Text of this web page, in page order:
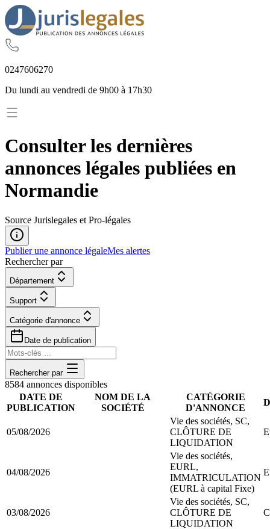
0247606270
Du lundi au vendredi de 9h00 à 17h30
Consulter les dernières
annonces légales publiées en
Normandie
Source Jurislegales et Pro-légales
Publier une annonce légaleMes alertes
Rechercher par
Département
Support
Catégorie d'annonce
Date de publication
Rechercher par
8584 annonces disponibles
DATE DE
PUBLICATION
NOM DE LA
SOCIÉTÉ
CATÉGORIE
D'ANNONCE
05/08/2026
Vie des sociétés, SC,
CLÔTURE DE
LIQUIDATION
04/08/2026
Vie des sociétés,
EURL,
IMMATRICULATION
(EURL à capital Fixe)
03/08/2026
Vie des sociétés, SC,
CLÔTURE DE
LIQUIDATION